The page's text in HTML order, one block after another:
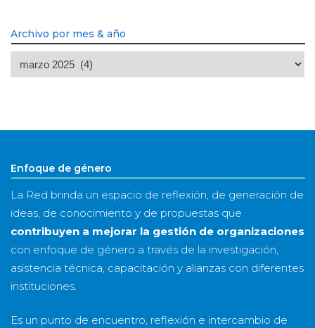
Archivo por mes & año
por
año
Enfoque de género
La Red brinda un espacio de reflexión, de generación de
ideas, de conocimiento y de propuestas que
contribuyen a mejorar la gestión de organizaciones
con enfoque de género a través de la investigación,
asistencia técnica, capacitación y alianzas con diferentes
instituciones.
Es un punto de encuentro, reflexión e intercambio de